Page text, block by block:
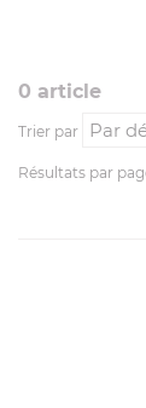
0 article
Trier par
Résultats par